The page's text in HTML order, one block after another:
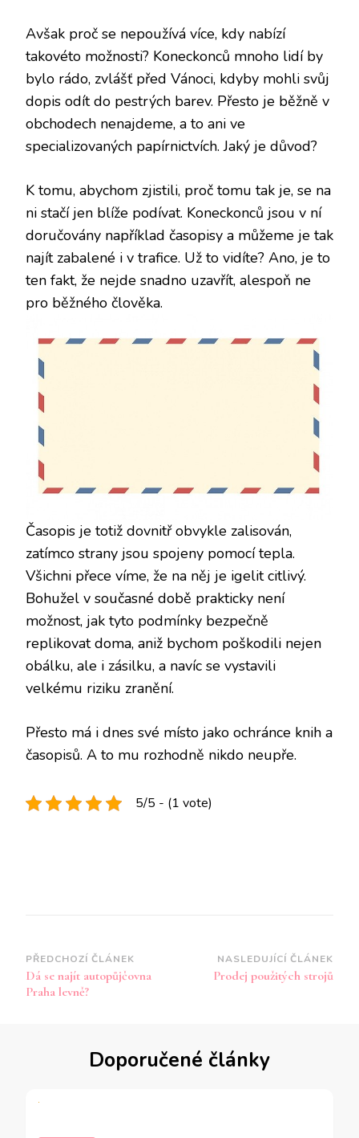
Avšak proč se nepoužívá více, kdy nabízí
takovéto možnosti? Koneckonců mnoho lidí by
bylo rádo, zvlášť před Vánoci, kdyby mohli svůj
dopis odít do pestrých barev. Přesto je běžně v
obchodech nenajdeme, a to ani ve
specializovaných papírnictvích. Jaký je důvod?
K tomu, abychom zjistili, proč tomu tak je, se na
ni stačí jen blíže podívat. Koneckonců jsou v ní
doručovány například časopisy a můžeme je tak
najít zabalené i v trafice. Už to vidíte? Ano, je to
ten fakt, že nejde snadno uzavřít, alespoň ne
pro běžného člověka.
Časopis je totiž dovnitř obvykle zalisován,
zatímco strany jsou spojeny pomocí tepla.
Všichni přece víme, že na něj je igelit citlivý.
Bohužel v současné době prakticky není
možnost, jak tyto podmínky bezpečně
replikovat doma, aniž bychom poškodili nejen
obálku, ale i zásilku, a navíc se vystavili
velkému riziku zranění.
Přesto má i dnes své místo jako ochránce knih a
časopisů. A to mu rozhodně nikdo neupře.
5/5 - (1 vote)
Navigace
příspěvku
PŘEDCHOZÍ ČLÁNEK
Dá se najít autopůjčovna
Praha levně?
NASLEDUJÍCÍ ČLÁNEK
Prodej použitých strojů
Doporučené články